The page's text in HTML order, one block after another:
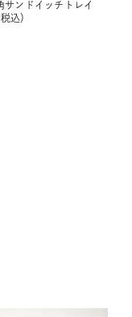
ンドイッチトレイ
税込）